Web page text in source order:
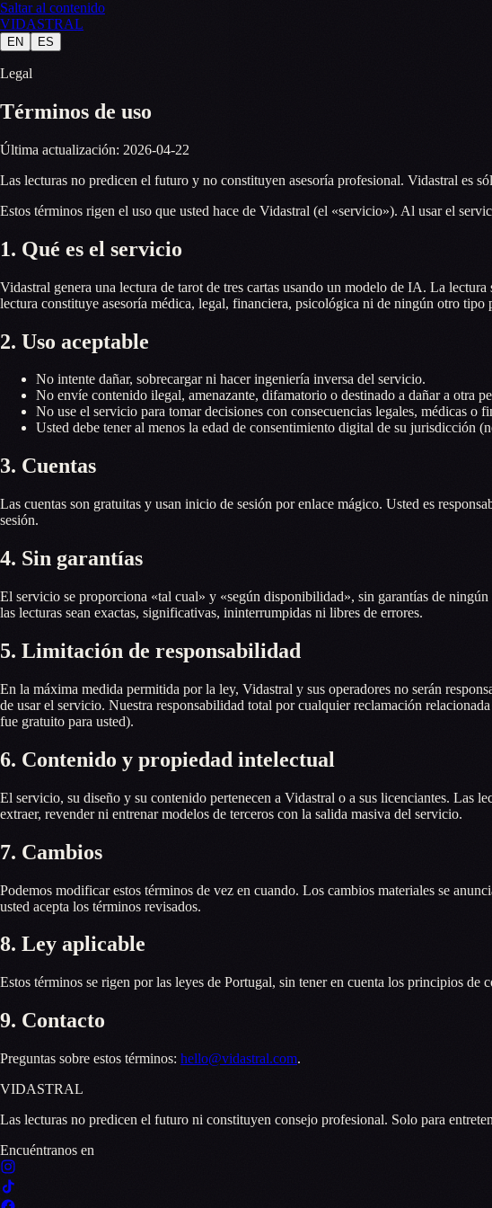
Saltar al contenido
VIDASTRAL
EN ES
Legal
Términos de uso
Última actualización: 2026-04-22
Las lecturas no predicen el futuro y no constituyen asesoría profesional. Vidastral es
Estos términos rigen el uso que usted hace de Vidastral (el «servicio»). Al usar el
1. Qué es el servicio
Vidastral genera una lectura de tarot de tres cartas usando un modelo de IA. La
lectura constituye asesoría médica, legal, financiera, psicológica ni de ningún otro
2. Uso aceptable
No intente dañar, sobrecargar ni hacer ingeniería inversa del servicio.
No envíe contenido ilegal, amenazante, difamatorio o destinado a dañar a otra
No use el servicio para tomar decisiones con consecuencias legales, médicas o
Usted debe tener al menos la edad de consentimiento digital de su jurisdicción
3. Cuentas
Las cuentas son gratuitas y usan inicio de sesión por enlace mágico. Usted es
sesión.
4. Sin garantías
El servicio se proporciona «tal cual» y «según disponibilidad», sin garantías de
las lecturas sean exactas, significativas, ininterrumpidas ni libres de errores.
5. Limitación de responsabilidad
En la máxima medida permitida por la ley, Vidastral y sus operadores no serán
de usar el servicio. Nuestra responsabilidad total por cualquier reclamación
fue gratuito para usted).
6. Contenido y propiedad intelectual
El servicio, su diseño y su contenido pertenecen a Vidastral o a sus licenciantes. Las
extraer, revender ni entrenar modelos de terceros con la salida masiva del servicio.
7. Cambios
Podemos modificar estos términos de vez en cuando. Los cambios materiales se
usted acepta los términos revisados.
8. Ley aplicable
Estos términos se rigen por las leyes de Portugal, sin tener en cuenta los principios
9. Contacto
Preguntas sobre estos términos: hello@vidastral.com.
VIDASTRAL
Las lecturas no predicen el futuro ni constituyen consejo profesional. Solo para
Encuéntranos en